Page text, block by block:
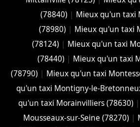
(78840) | Mieux qu'un taxi
(78980) | Mieux qu'un taxi
(78124) | Mieux qu'un taxi
(78440) | Mieux qu'un taxi
(78790) | Mieux qu'un taxi
qu'un taxi Montigny-le-
qu'un taxi Morainvilliers (78630) |
Mousseaux-sur-Seine (78270) |